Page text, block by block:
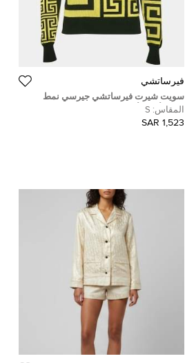
فيرساتشي
سويت شيرت فيرساتشي جيرسي نمط
جريكا أسود/أصفر ياقة دائرية مقاس صغير
المقاس: S
1,523 SAR